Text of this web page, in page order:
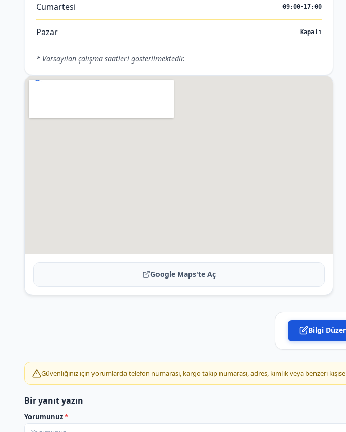
Cumartesi 09:00-17:00
Pazar Kapalı
* Varsayılan çalışma saatleri gösterilmektedir.
Google Maps'te Aç
Bilgi
Güvenliğiniz için yorumlarda telefon numarası, kargo takip numarası, adres, kimlik veya benzeri
Bir yanıt yazın
Yorumunuz*